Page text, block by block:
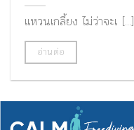
แหวนเกลี้ยง ไม่ว่าจะเ [...]
อ่านต่อ